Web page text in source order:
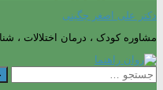
دکتر علی اصغر چگینی
مشاوره کودک ، درمان اختلالات ،
جستجو
برای: